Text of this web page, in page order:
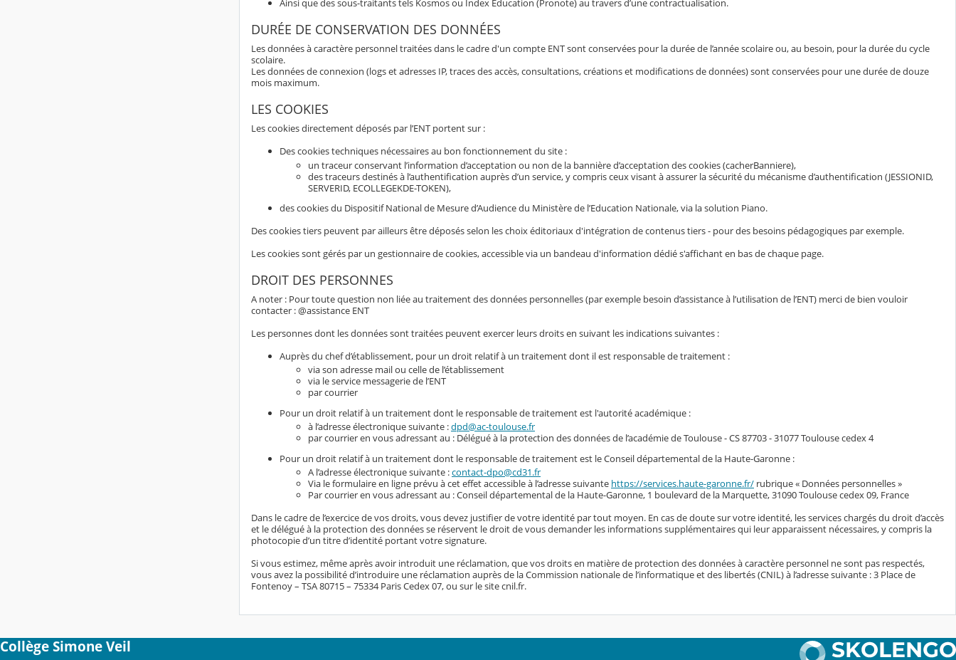
Ainsi que des sous-traitants tels Kosmos ou Index Education (Pronote) au travers d’une contractualisation.
DURÉE DE CONSERVATION DES DONNÉES
Les données à caractère personnel traitées dans le cadre d'un compte ENT sont conservées pour la durée de l’année scolaire ou, au besoin, pour la durée du cycle
scolaire.
Les données de connexion (logs et adresses IP, traces des accès, consultations, créations et modifications de données) sont conservées pour une durée de douze
mois maximum.
LES COOKIES
Les cookies directement déposés par l’ENT portent sur :
Des cookies techniques nécessaires au bon fonctionnement du site :
un traceur conservant l’information d’acceptation ou non de la bannière d’acceptation des cookies (cacherBanniere),
des traceurs destinés à l’authentification auprès d’un service, y compris ceux visant à assurer la sécurité du mécanisme d’authentification (JESSIONID,
SERVERID, ECOLLEGEKDE-TOKEN),
des cookies du Dispositif National de Mesure d’Audience du Ministère de l’Education Nationale, via la solution Piano.
Des cookies tiers peuvent par ailleurs être déposés selon les choix éditoriaux d'intégration de contenus tiers - pour des besoins pédagogiques par exemple.
Les cookies sont gérés par un gestionnaire de cookies, accessible via un bandeau d'information dédié s'affichant en bas de chaque page.
DROIT DES PERSONNES
A noter : Pour toute question non liée au traitement des données personnelles (par exemple besoin d’assistance à l’utilisation de l’ENT) merci de bien vouloir
contacter : @assistance ENT
Les personnes dont les données sont traitées peuvent exercer leurs droits en suivant les indications suivantes :
Auprès du chef d’établissement, pour un droit relatif à un traitement dont il est responsable de traitement :
via son adresse mail ou celle de l’établissement
via le service messagerie de l’ENT
par courrier
Pour un droit relatif à un traitement dont le responsable de traitement est l'autorité académique :
à l’adresse électronique suivante :dpd@ac-toulouse.fr
par courrier en vous adressant au : Délégué à la protection des données de l’académie de Toulouse - CS 87703 - 31077 Toulouse cedex 4
Pour un droit relatif à un traitement dont le responsable de traitement est le Conseil départemental de la Haute-Garonne :
A l’adresse électronique suivante :contact-dpo@cd31.fr
Via le formulaire en ligne prévu à cet effet accessible à l’adresse suivante https://services.haute-garonne.fr/ rubrique « Données personnelles »
Par courrier en vous adressant au : Conseil départemental de la Haute-Garonne, 1 boulevard de la Marquette, 31090 Toulouse cedex 09, France
Dans le cadre de l’exercice de vos droits, vous devez justifier de votre identité par tout moyen. En cas de doute sur votre identité, les services chargés du droit d’accès
et le délégué à la protection des données se réservent le droit de vous demander les informations supplémentaires qui leur apparaissent nécessaires, y compris la
photocopie d’un titre d’identité portant votre signature.
Si vous estimez, même après avoir introduit une réclamation, que vos droits en matière de protection des données à caractère personnel ne sont pas respectés,
vous avez la possibilité d’introduire une réclamation auprès de la Commission nationale de l’informatique et des libertés (CNIL) à l’adresse suivante : 3 Place de
Fontenoy – TSA 80715 – 75334 Paris Cedex 07, ou sur le site cnil.fr.
Collège Simone Veil